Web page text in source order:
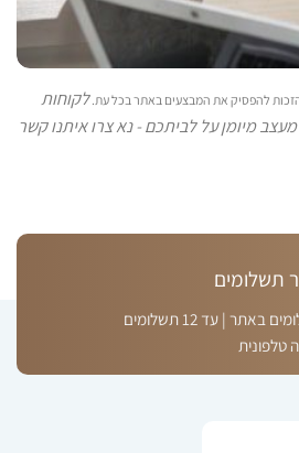
להפסיק את המבצעים באתר בכל עת.לקוחות
מיומן על לביתכם - נא צרו איתנו קשר
תשלומים
3 תשלומים באתר | עד 12 תשלומים
טלפונית